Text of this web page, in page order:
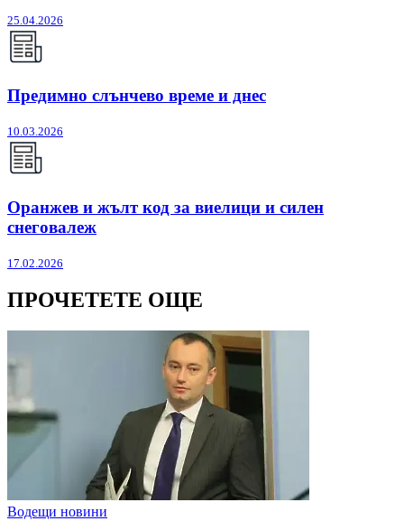
25.04.2026
Предимно слънчево време и днес
10.03.2026
Оранжев и жълт код за виелици и силен
снеговалеж
17.02.2026
ПРОЧЕТЕТЕ ОЩЕ
Водещи новини